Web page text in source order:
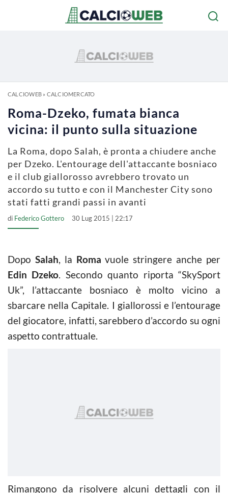
CALCIOWEB» CALCIOMERCATO
Roma-Dzeko, fumata bianca
vicina: il punto sulla situazione
La Roma, dopo Salah, è pronta a chiudere anche
per Dzeko. L'entourage dell'attaccante bosniaco
e il club giallorosso avrebbero trovato un
accordo su tutto e con il Manchester City sono
stati fatti grandi passi in avanti
di Federico Gottero 30 Lug 2015 | 22:17
Dopo Salah, la Roma vuole stringere anche per
Edin Dzeko. Secondo quanto riporta “SkySport
Uk”, l’attaccante bosniaco è molto vicino a
sbarcare nella Capitale. I giallorossi e l’entourage
del giocatore, infatti, sarebbero d’accordo su ogni
aspetto contrattuale.
Rimangono da risolvere alcuni dettagli con il